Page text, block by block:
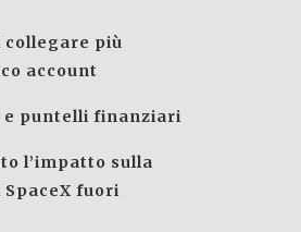
più
account
e puntelli finanziari
l’impatto sulla
SpaceX fuori